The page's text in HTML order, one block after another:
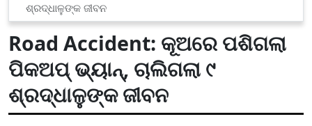
ଶ୍ରଦ୍ଧାଳୁଙ୍କ ଜୀବନ
Road Accident: କୂଅରେ ପଶିଗଲା
ପିକଅପ୍ ଭ୍ୟାନ୍, ଚାଲିଗଲା ୯
ଶ୍ରଦ୍ଧାଳୁଙ୍କ ଜୀବନ